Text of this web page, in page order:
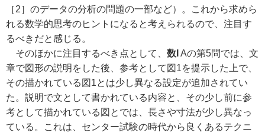
［2］のデータの分析の問題の一部など）。これから求めら
れる数学的思考のヒントになると考えられるので、注目す
るべきだと感じる。
そのほかに注目するべき点として、 数I Aの第5問では、文
章で図形の説明をした後、参考として図1を提示した上で、
その描かれている図1とは少し異なる設定が追加されてい
た。説明で文として書かれている内容と、その少し前に参
考として描かれている図とでは、長さや寸法が少し異なっ
ている。これは、センター試験の時代から良くあるテクニ